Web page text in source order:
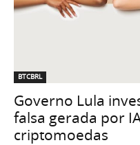
BTCBRL
Governo Lula
falsa gerada por
criptomoedas